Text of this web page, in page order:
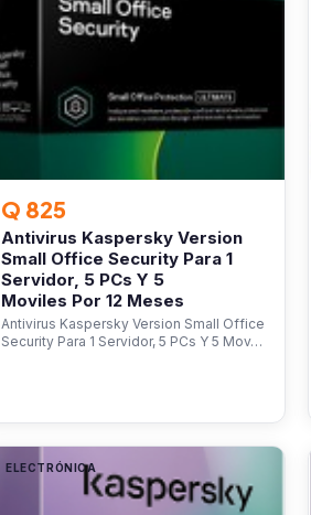
Q 825
Antivirus Kaspersky Version
Small Office Security Para 1
Servidor, 5 PCs Y 5
Moviles Por 12 Meses
Antivirus Kaspersky Version Small Office
Security Para 1 Servidor, 5 PCs Y 5 Mov…
ELECTRÓNICA